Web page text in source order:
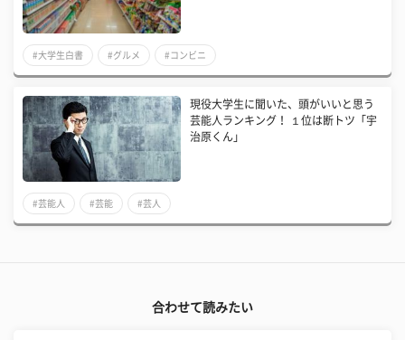
#大学生白書 #グルメ #コンビニ
現役大学生に聞いた、頭がいいと思う
芸能人ランキング！ １位は断トツ「宇
治原くん」
#芸能人 #芸能 #芸人
合わせて読みたい